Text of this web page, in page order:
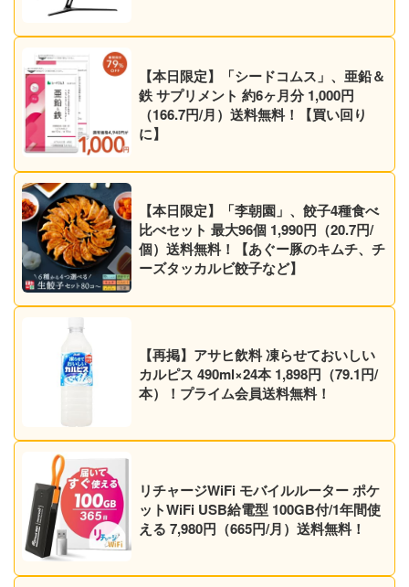
【本日限定】「シードコムス」、亜鉛＆
鉄 サプリメント 約6ヶ月分 1,000円
（166.7円/月）送料無料！【買い回り
に】
【本日限定】「李朝園」、餃子4種食べ
比べセット 最大96個 1,990円（20.7円/
個）送料無料！【あぐー豚のキムチ、チ
ーズタッカルビ餃子など】
【再掲】アサヒ飲料 凍らせておいしい
カルピス 490ml×24本 1,898円（79.1円/
本）！プライム会員送料無料！
リチャージWiFi モバイルルーター ポケ
ットWiFi USB給電型 100GB付/1年間使
える 7,980円（665円/月）送料無料！